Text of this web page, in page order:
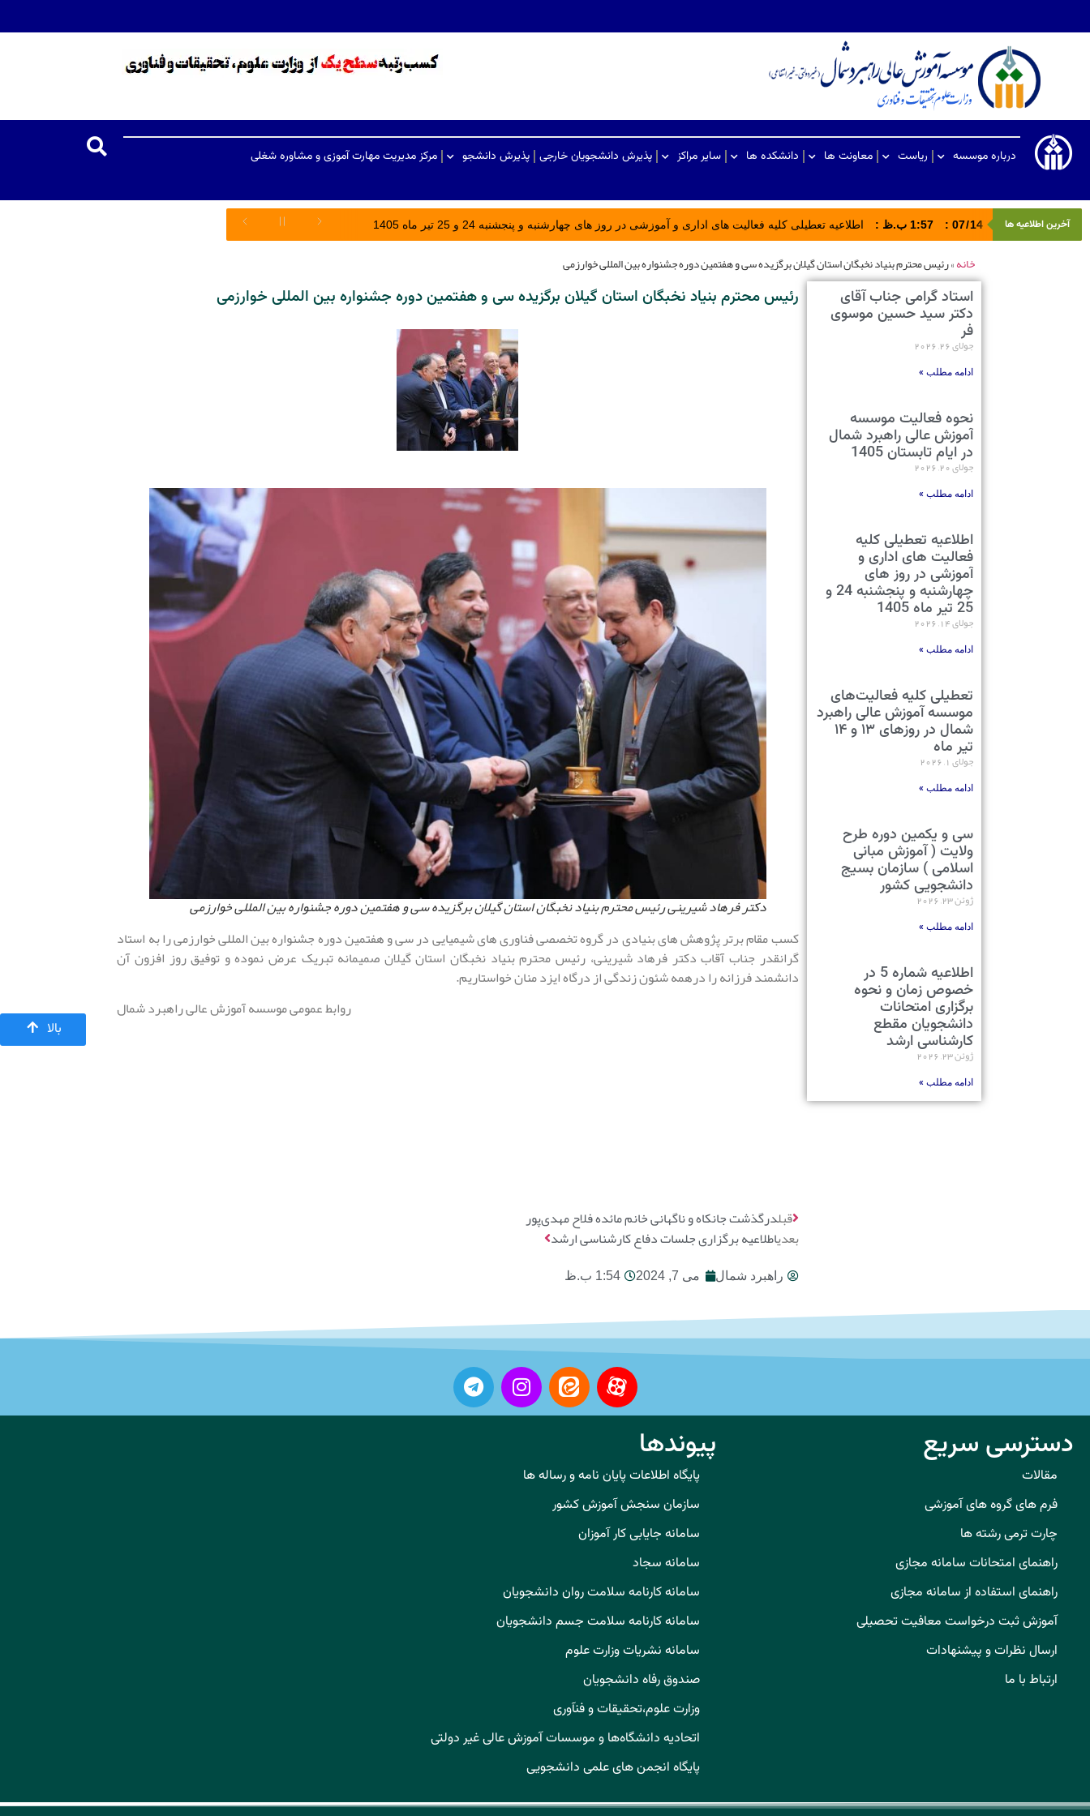
درباره موسسه ریاست معاونت ها دانشکده ها سایر مراکز پذیرش دانشجویان خارجی پذیرش دانشجو مرکز مدیریت مهارت آموزی و مشاوره شغلی
آخرین اطلاعیه ها 14
/
07
: 1:57 ب.ظ : اطلاعیه تعطیلی کلیه فعالیت های اداری و آموزشی در روز های چهارشنبه و پنجشنبه 24 و 25 تیر ماه 1405
خانه»رئیس محترم بنیاد نخبگان استان گیلان برگزیده سی و هفتمین دوره جشنواره بین المللی خوارزمی
استاد گرامی جناب آقای
دکتر سید حسین موسوی
فر
جولای 26, 2026
ادامه مطلب »
نحوه فعالیت موسسه
آموزش عالی راهبرد شمال
در ایام تابستان 1405
جولای 20, 2026
ادامه مطلب »
اطلاعیه تعطیلی کلیه
فعالیت های اداری و
آموزشی در روز های
چهارشنبه و پنجشنبه 24 و
25 تیر ماه 1405
جولای 14, 2026
ادامه مطلب »
تعطیلی کلیه فعالیت‌های
موسسه آموزش عالی راهبرد
شمال در روزهای ۱۳ و ۱۴
تیر ماه
جولای 1, 2026
ادامه مطلب »
سی و یکمین دوره طرح
ولایت ( آموزش مبانی
اسلامی ) سازمان بسیج
دانشجویی کشور
ژوئن 23, 2026
ادامه مطلب »
اطلاعیه شماره 5 در
خصوص زمان و نحوه
برگزاری امتحانات
دانشجویان مقطع
کارشناسی ارشد
ژوئن 23, 2026
ادامه مطلب »
رئیس محترم بنیاد نخبگان استان گیلان برگزیده سی و هفتمین دوره جشنواره بین المللی خوارزمی
دکتر فرهاد شیرینی رئیس محترم بنیاد نخبگان استان گیلان برگزیده سی و هفتمین دوره جشنواره بین المللی خوارزمی
کسب مقام برتر پژوهش های بنیادی در گروه تخصصی فناوری های شیمیایی در سی و هفتمین دوره جشنواره بین المللی خوارزمی را به استاد
گرانقدر جناب آقاب دکتر فرهاد شیرینی، رئیس محترم بنیاد نخبگان استان گیلان صمیمانه تبریک عرض نموده و توفیق روز افزون آن
دانشمند فرزانه را درهمه شئون زندگی از درگاه ایزد منان خواستاریم.
روابط عمومی موسسه آموزش عالی راهبرد شمال
قبلدرگذشت جانکاه و ناگهانی خانم مائده فلاح مهدی‌پور
بعدیاطلاعیه برگزاری جلسات دفاع کارشناسی ارشد
راهبرد شمال می 7, 2024 1:54 ب.ظ
دسترسی سریع
مقالات
فرم های گروه های آموزشی
چارت ترمی رشته ها
راهنمای امتحانات سامانه مجازی
راهنمای استفاده از سامانه مجازی
آموزش ثبت درخواست معافیت تحصیلی
ارسال نظرات و پیشنهادات
ارتباط با ما
پیوندها
پایگاه اطلاعات پایان نامه و رساله ها
سازمان سنجش آموزش کشور
سامانه جایابی کار آموزان
سامانه سجاد
سامانه کارنامه سلامت روان دانشجویان
سامانه کارنامه سلامت جسم دانشجویان
سامانه نشریات وزارت علوم
صندوق رفاه دانشجویان
وزارت علوم،تحقیقات و فنآوری
اتحادیه دانشگاه‌ها و موسسات آموزش عالی غیر دولتی
پایگاه انجمن های علمی دانشجویی
بالا